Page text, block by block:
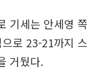
기세는 안세영 쪽
로 23-21까지 스
거뒀다.